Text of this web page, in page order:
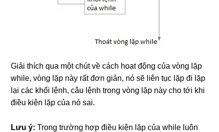
Giải thích qua một chút về cách hoạt động của vòng lặp
while, vòng lặp này rất đơn giản, nó sẽ liên tục lặp đi lặp
lại các khối lệnh, câu lệnh trong vòng lặp này cho tới khi
điều kiện lặp của nó sai.
Lưu ý:Trong trường hợp điều kiện lặp của while luôn